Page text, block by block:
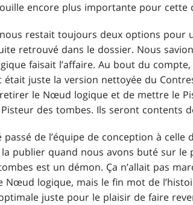
encore plus importante pour cette
restait toujours deux options pour
retrouvé dans le dossier. Nous
faisait l’affaire. Au bout du
juste la version nettoyée du
le Nœud logique et de mettre le
des tombes. Ils seront contents
de l’équipe de conception à celle
publier quand nous avons buté sur le
est un démon. Ça n’allait pas
Nœud logique, mais le fin mot de
juste pour le plaisir de faire